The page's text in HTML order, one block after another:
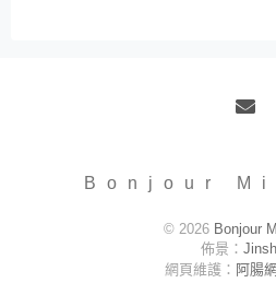
Bonjour
© 2026 Bonjour
佈景：
網頁維護： 阿腸